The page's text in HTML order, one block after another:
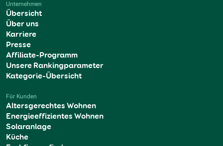
Unternehmen
Übersicht
Über uns
Karriere
Presse
Affiliate-Programm
Unsere Rankingparameter
Kategorie-Übersicht
Für Kunden
Altersgerechtes Wohnen
Energieeffizientes Wohnen
Solaranlage
Küche